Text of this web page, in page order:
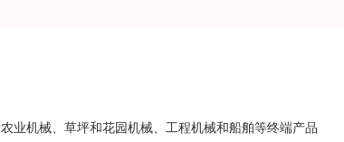
业机械、草坪和花园机械、工程机械和船舶等终端产品